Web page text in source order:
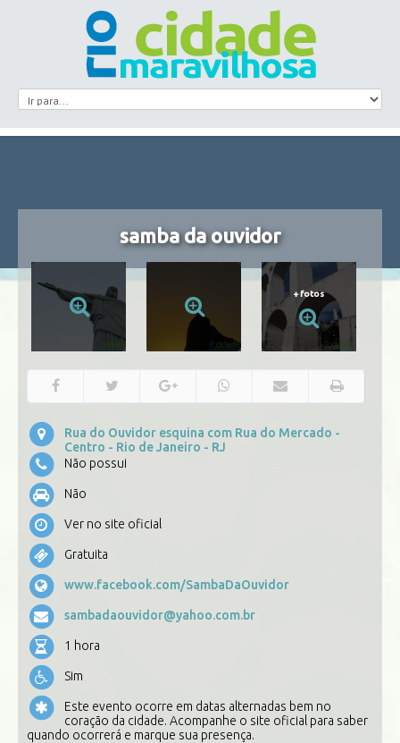
samba da ouvidor
+fotos
Rua do Ouvidor esquina com Rua do Mercado -
Centro - Rio de Janeiro - RJ
Não possui
Não
Ver no site oficial
Gratuita
www.facebook.com/SambaDaOuvidor
sambadaouvidor@yahoo.com.br
1 hora
Sim
Este evento ocorre em datas alternadas bem no
coração da cidade. Acompanhe o site oficial para saber
quando ocorrerá e marque sua presença.